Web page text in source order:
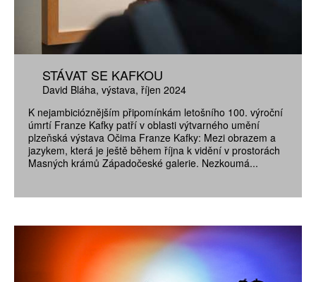
STÁVAT SE KAFKOU
David Bláha výstava říjen 2024
K nejambicióznějším připomínkám letošního 100. výroční
úmrtí Franze Kafky patří v oblasti výtvarného umění
plzeňská výstava Očima Franze Kafky: Mezi obrazem a
jazykem, která je ještě během října k vidění v prostorách
Masných krámů Západočeské galerie. Nezkoumá...